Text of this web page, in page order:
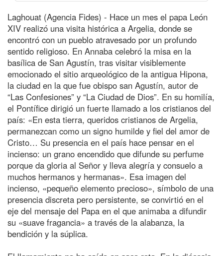
Laghouat (Agencia Fides) - Hace un mes el papa León
XIV realizó una visita histórica a Argelia, donde se
encontró con un pueblo atravesado por un profundo
sentido religioso. En Annaba celebró la misa en la
basílica de San Agustín, tras visitar visiblemente
emocionado el sitio arqueológico de la antigua Hipona,
la ciudad en la que fue obispo san Agustín, autor de
“Las Confesiones” y “La Ciudad de Dios”. En su homilía,
el Pontífice dirigió un fuerte llamado a los cristianos del
país: «En esta tierra, queridos cristianos de Argelia,
permanezcan como un signo humilde y fiel del amor de
Cristo… Su presencia en el país hace pensar en el
incienso: un grano encendido que difunde su perfume
porque da gloria al Señor y lleva alegría y consuelo a
muchos hermanos y hermanas». Esa imagen del
incienso, «pequeño elemento precioso», símbolo de una
presencia discreta pero persistente, se convirtió en el
eje del mensaje del Papa en el que animaba a difundir
su «suave fragancia» a través de la alabanza, la
bendición y la súplica.